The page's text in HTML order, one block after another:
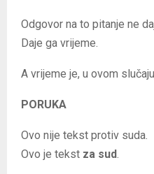
Odgovor na to pitanje ne
Daje ga vrijeme.
A vrijeme je, u ovom
PORUKA
Ovo nije tekst protiv suda.
Ovo je tekst za sud